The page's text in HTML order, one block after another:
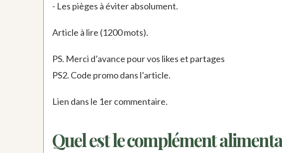
- Les pièges à éviter absolument.
Article à lire (1200 mots).
PS. Merci d’avance pour vos likes et partages
PS2. Code promo dans l’article.
Lien dans le 1er commentaire.
Quel est le complément